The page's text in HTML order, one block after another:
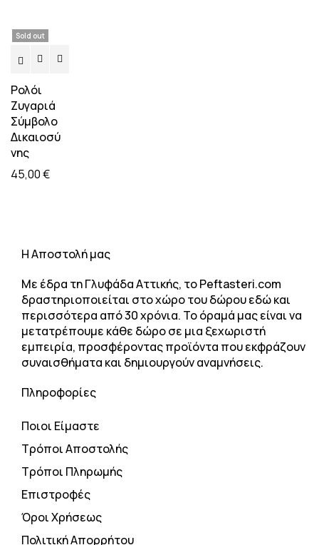
Sold out
Ρολόι
Ζυγαριά
Σύμβολο
Δικαιοσύ
νης
45,00€
H Αποστολή μας
Με έδρα τη Γλυφάδα Αττικής, το Peftasteri.com
δραστηριοποιείται στο χώρο του δώρου εδώ και
περισσότερα από 30 χρόνια. Το όραμά μας είναι να
μετατρέπουμε κάθε δώρο σε μια ξεχωριστή
εμπειρία, προσφέροντας προϊόντα που εκφράζουν
συναισθήματα και δημιουργούν αναμνήσεις.
Πληροφορίες
Ποιοι Είμαστε
Τρόποι Αποστολής
Τρόποι Πληρωμής
Επιστροφές
Όροι Χρήσεως
Πολιτική Απορρήτου